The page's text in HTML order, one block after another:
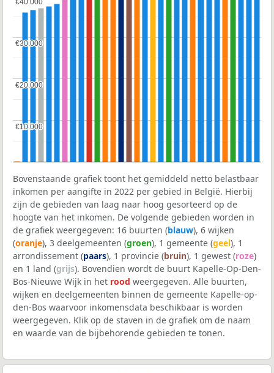
€10.000
€10.000
€20.000
€20.000
€30.000
€30.000
€40.000
€40.000
Bovenstaande grafiek toont het gemiddeld netto belastbaar
inkomen per aangifte in 2022 per gebied in België. Hierbij
zijn de gebieden van laag naar hoog gesorteerd op de
hoogte van het inkomen. De volgende gebieden worden in
de grafiek weergegeven: 16 buurten (blauw), 6 wijken
(oranje), 3 deelgemeenten (groen), 1 gemeente (geel), 1
arrondissement (paars), 1 provincie (bruin), 1 gewest (roze)
en 1 land (grijs). Bovendien wordt de buurt Kapelle-Op-Den-
Bos-Nieuwe Wijk in het rood weergegeven. Alle buurten,
wijken en deelgemeenten binnen de gemeente Kapelle-op-
den-Bos waarvoor inkomensdata beschikbaar is worden
weergegeven. Klik op de staven in de grafiek om de naam
en waarde van de bijbehorende gebieden te tonen.